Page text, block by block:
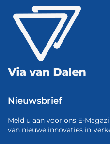
Nieuwsbrief
Meld u aan voor ons E-
van nieuwe innovaties in